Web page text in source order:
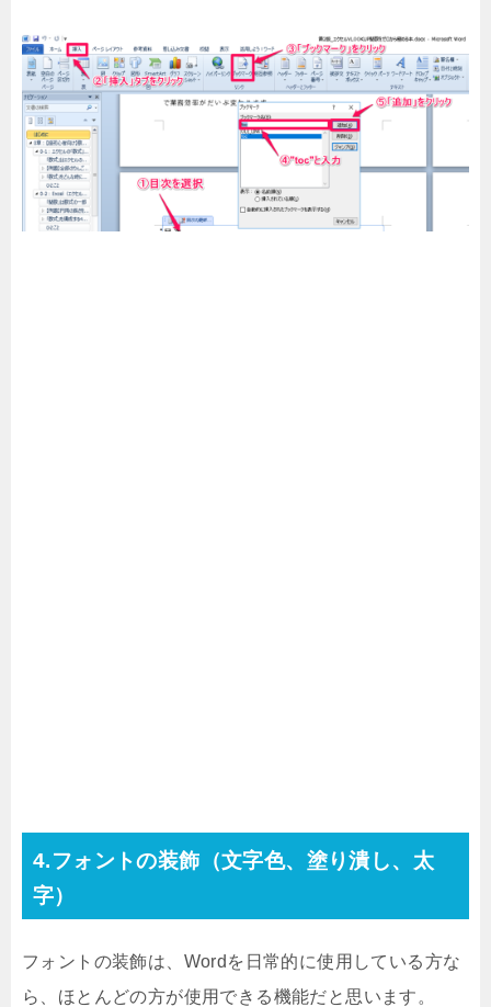
4.フォントの装飾（文字色、塗り潰し、太
字）
フォントの装飾は、Wordを日常的に使用している方な
ら、ほとんどの方が使用できる機能だと思います。